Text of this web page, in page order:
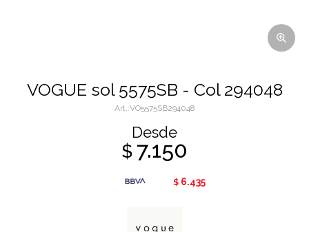
VOGUE sol 5575SB - Col 294048
VO5575SB294048
Desde
$ 7.150
$ 6.435